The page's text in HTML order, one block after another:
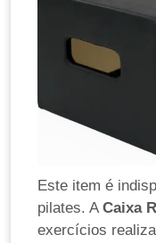
Este item é
pilates. A Caixa
exercícios